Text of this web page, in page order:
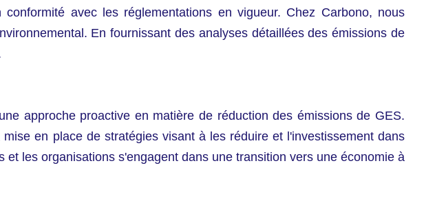
avec les réglementations en vigueur. Chez Carbono, nous
En fournissant des analyses détaillées des émissions de
approche proactive en matière de réduction des émissions de GES.
en place de stratégies visant à les réduire et l'investissement dans
les organisations s'engagent dans une transition vers une économie à